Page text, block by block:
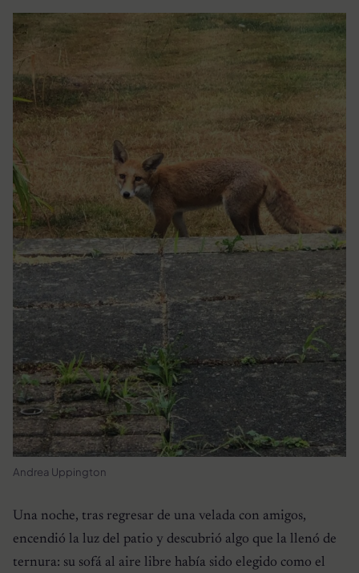
Andrea Uppington
Una noche, tras regresar de una velada con amigos,
encendió la luz del patio y descubrió algo que la llenó de
ternura: su sofá al aire libre había sido elegido como el